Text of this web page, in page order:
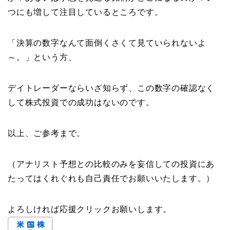
つにも増して注目しているところです。
「決算の数字なんて面倒くさくて見ていられないよ
～。」という方、
デイトレーダーならいざ知らず、この数字の確認なく
して株式投資での成功はないのです。
以上、ご参考まで。
（アナリスト予想との比較のみを妄信しての投資にあ
たってはくれぐれも自己責任でお願いいたします。）
よろしければ応援クリックお願いします。